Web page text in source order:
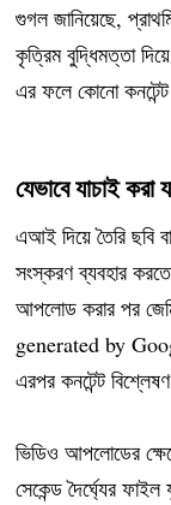
গুগল জানিয়েছে,
কৃত্রিম বুদ্ধিমত্তা
এর ফলে কোনো
যেভাবে যাচাই করা
এআই দিয়ে তৈরি ছবি
সংস্করণ ব্যবহার
আপলোড করার পর
generated by
এরপর কনটেন্ট
ভিডিও আপলোডের
সেকেন্ড দৈর্ঘ্যের